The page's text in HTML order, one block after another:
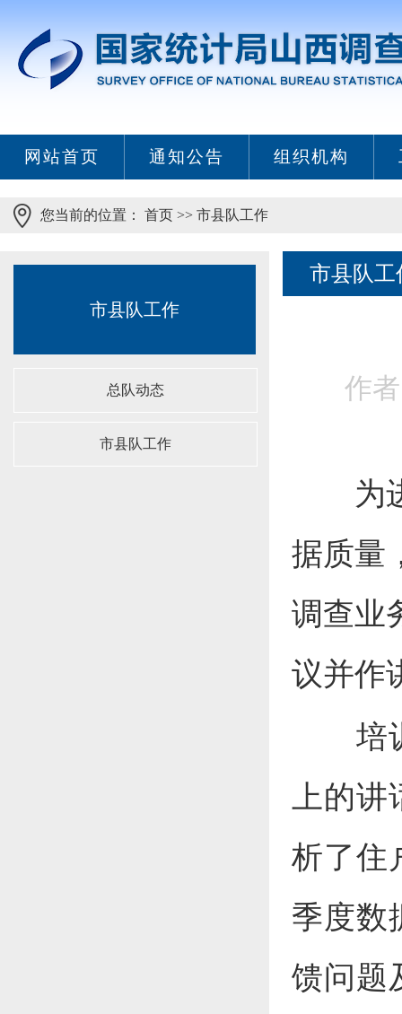
网站首页 通知公告 组织机构
您当前的位置： 首页 >> 市县队工作
市县队工作
总队动态
市县队工作
市县队工
作
为进
据质量
调查业
议并作
培
上的讲
析了住
季度数
馈问题